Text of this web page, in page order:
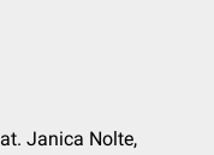
Janica Nolte,